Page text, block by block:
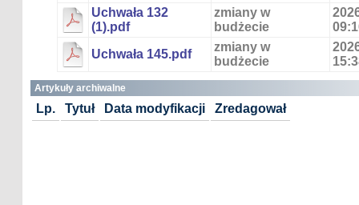
Uchwała 132
(1).pdf
zmiany w
budżecie
Uchwała 145.pdf
zmiany w
budżecie
Artykuły archiwalne
Lp. Tytuł Data modyfikacji Zredagował